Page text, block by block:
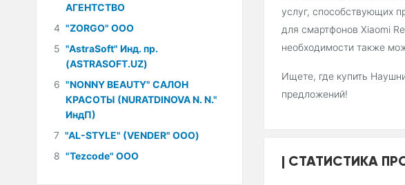
услуг, способствующих
для смартфонов Xiaomi
необходимости также
Ищете, где купить
предложений!
СТАТИСТИКА
АГЕНТСТВО
4 "ZORGO" ООО
5 "AstraSoft" Инд. пр.
(ASTRASOFT.UZ)
6 "NONNY BEAUTY" САЛОН
КРАСОТЫ (NURATDINOVA N. N."
ИндП)
7 "AL-STYLE" (VENDER" ООО)
8 "Tezcode" ООО